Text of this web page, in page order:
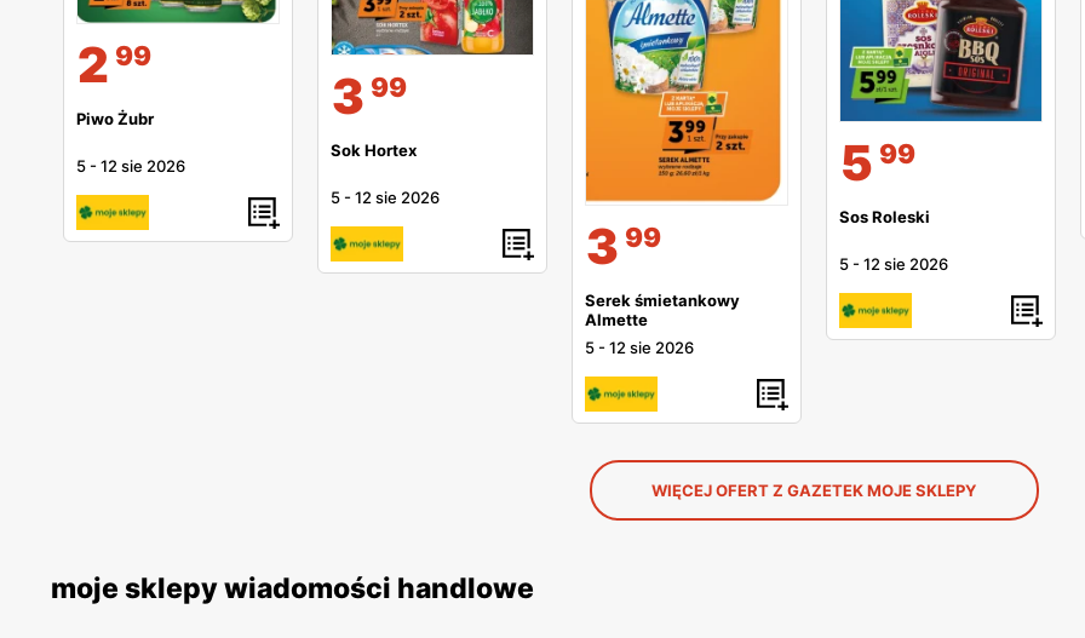
2 99
Piwo Żubr
5 -12 sie 2026
3 99
Sok Hortex
5 -12 sie 2026
3 99
Serek śmietankowy
Almette
5 -12 sie 2026
5 99
Sos Roleski
5 -12 sie 2026
WIĘCEJ OFERT Z GAZETEK MOJE SKLEPY
moje sklepy wiadomości handlowe